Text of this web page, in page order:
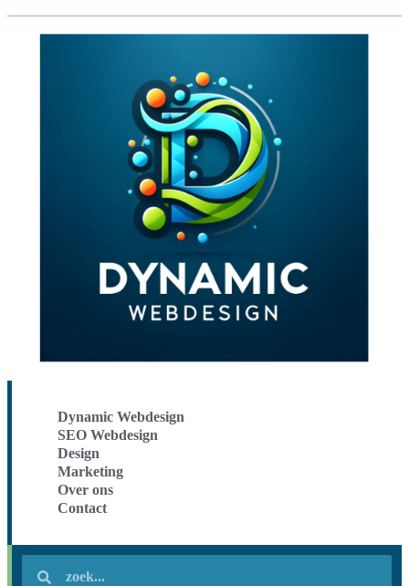
Dynamic Webdesign
SEO Webdesign
Design
Marketing
Over ons
Contact